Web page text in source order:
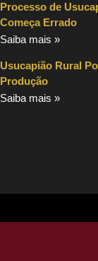
Processo de
Começa Errado
Saiba mais »
Usucapião Rural
Produção
Saiba mais »